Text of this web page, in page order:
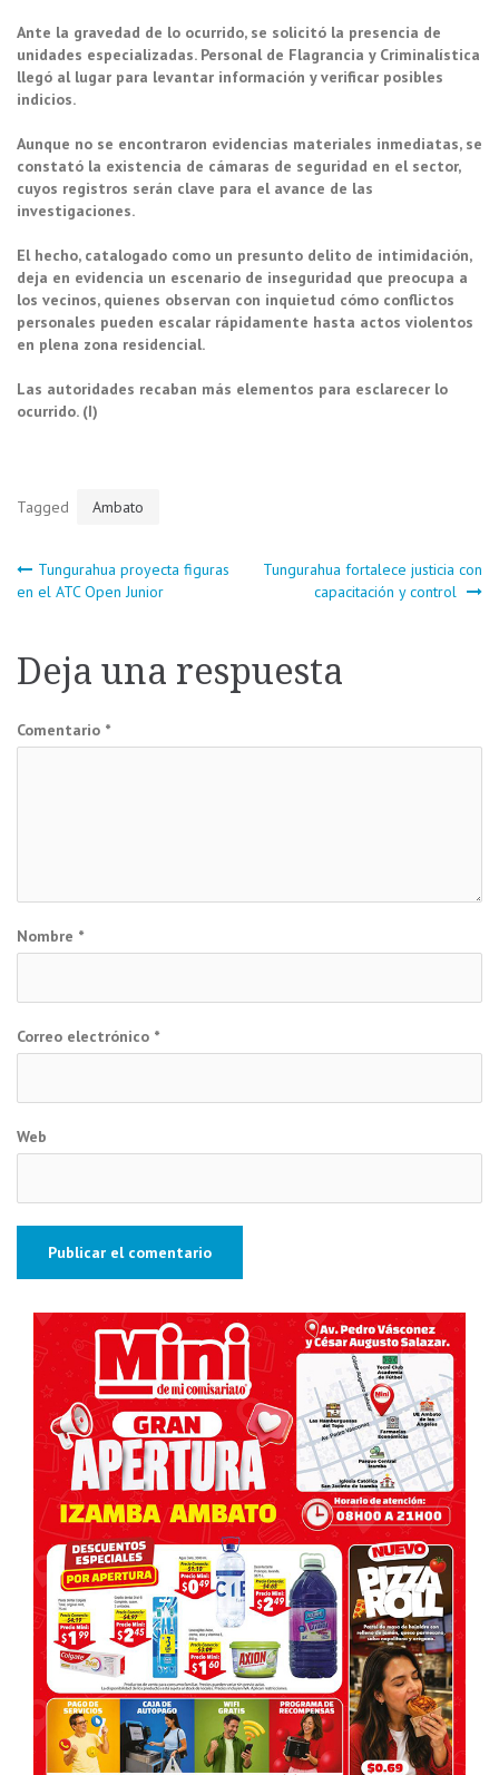
Ante la gravedad de lo ocurrido, se solicitó la presencia de
unidades especializadas. Personal de Flagrancia y Criminalística
llegó al lugar para levantar información y verificar posibles
indicios.
Aunque no se encontraron evidencias materiales inmediatas, se
constató la existencia de cámaras de seguridad en el sector,
cuyos registros serán clave para el avance de las
investigaciones.
El hecho, catalogado como un presunto delito de intimidación,
deja en evidencia un escenario de inseguridad que preocupa a
los vecinos, quienes observan con inquietud cómo conflictos
personales pueden escalar rápidamente hasta actos violentos
en plena zona residencial.
Las autoridades recaban más elementos para esclarecer lo
ocurrido. (I)
Tagged Ambato
Navegación
entradas
Tungurahua proyecta figuras
en el ATC Open Junior
Tungurahua fortalece justicia con
capacitación y control
Deja una respuesta
Comentario *
Nombre *
Correo electrónico *
Web